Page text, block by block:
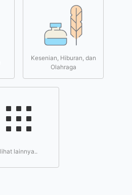
Kesenian, Hiburan, dan
Olahraga
lihat lainnya..